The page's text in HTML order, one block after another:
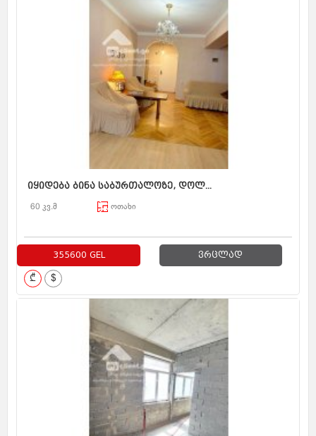
იყიდება ბინა საბურთალოზე, დოლ...
60 კვ.მ ოთახი
355600 GEL ვრცლად
₾ $